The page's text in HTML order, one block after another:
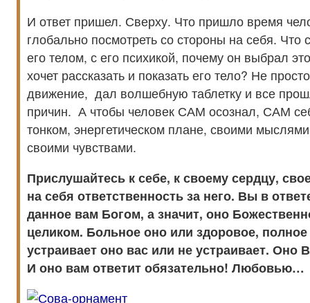
И ответ пришел. Сверху. Что пришло время
глобально посмотреть со стороны на себя. Что
его телом, с его психикой, почему он выбрал
хочет рассказать и показать его тело? Не
движение, дал волшебную таблетку и все
причин. А чтобы человек САМ осознал, САМ
тонком, энергетическом плане, своими
своими чувствами.
Прислушайтесь к себе, к своему сердцу,
на себя ответственность за него. Вы в
данное вам Богом, а значит, оно
целиком. Больное оно или здоровое,
устраивает оно вас или не устраивает. Оно
И оно вам ответит обязательно! Любовью…